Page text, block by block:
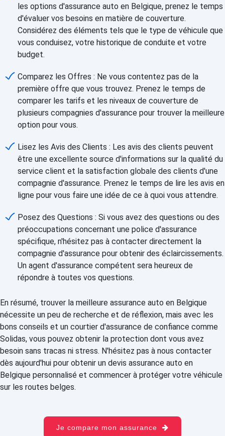
les options d'assurance auto en Belgique, prenez le temps
d'évaluer vos besoins en matière de couverture.
Considérez des éléments tels que le type de véhicule que
vous conduisez, votre historique de conduite et votre
budget.
Comparez les Offres : Ne vous contentez pas de la
première offre que vous trouvez. Prenez le temps de
comparer les tarifs et les niveaux de couverture de
plusieurs compagnies d'assurance pour trouver la meilleure
option pour vous.
Lisez les Avis des Clients : Les avis des clients peuvent
être une excellente source d'informations sur la qualité du
service client et la satisfaction globale des clients d'une
compagnie d'assurance. Prenez le temps de lire les avis en
ligne pour vous faire une idée de ce à quoi vous attendre.
Posez des Questions : Si vous avez des questions ou des
préoccupations concernant une police d'assurance
spécifique, n'hésitez pas à contacter directement la
compagnie d'assurance pour obtenir des éclaircissements.
Un agent d'assurance compétent sera heureux de
répondre à toutes vos questions.
En résumé, trouver la meilleure assurance auto en Belgique
nécessite un peu de recherche et de réflexion, mais avec les
bons conseils et un courtier d'assurance de confiance comme
Solidas, vous pouvez obtenir la protection dont vous avez
besoin sans tracas ni stress. N'hésitez pas à nous contacter
dès aujourd'hui pour obtenir un devis assurance auto en
Belgique personnalisé et commencer à protéger votre véhicule
sur les routes belges.
Je compare mon assurance